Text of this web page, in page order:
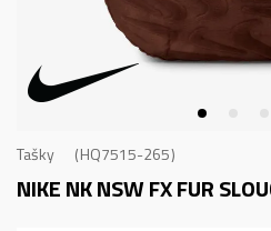
Tašky HQ7515-265
NIKE NK NSW FX FUR